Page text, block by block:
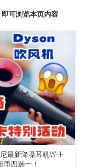
即可浏览本页内容
最新降噪耳机WH-
四选一！